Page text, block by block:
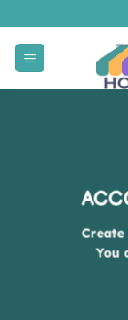
al
contenido
You